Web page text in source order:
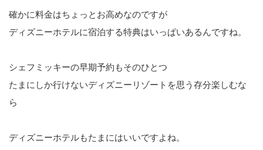
確かに料金はちょっとお高めなのですが
ディズニーホテルに宿泊する特典はいっぱいあるんですね。
シェフミッキーの早期予約もそのひとつ
たまにしか行けないディズニーリゾートを思う存分楽しむな
ら
ディズニーホテルもたまにはいいですよね。